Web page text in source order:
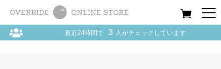
All Women Men
Home adidas / アディダス 〉 HAT / ハット 〉 adidas LT-MESH ADVENTURE
直近24時間で 3 人がチェックしています